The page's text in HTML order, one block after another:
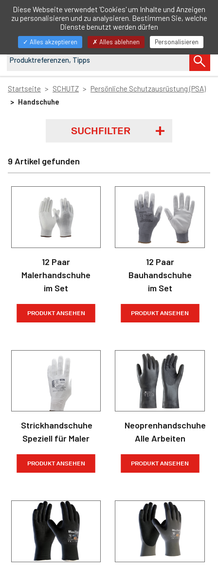
DE
anzeigen/ausblenden
Startseite SCHUTZ
Persönliche Schutzausrüstung (PSA)
Handschuhe
SUCHFILTER
9 Artikel gefunden
12 Paar
Malerhandschuhe
im Set
PRODUKT ANSEHEN
12 Paar
Bauhandschuhe
im Set
PRODUKT ANSEHEN
Strickhandschuhe
Speziell für Maler
PRODUKT ANSEHEN
Neoprenhandschuhe
Alle Arbeiten
PRODUKT ANSEHEN
Diese Webseite verwendet 'Cookies' um Inhalte und Anzeigen
zu personalisieren und zu analysieren. Bestimmen Sie, welche
Dienste benutzt werden dürfen
Alles akzeptieren Alles ablehnen Personalisieren